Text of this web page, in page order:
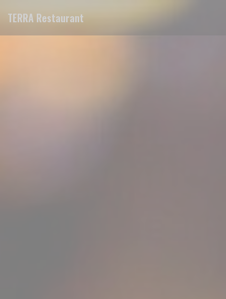
TERRA Restaurant